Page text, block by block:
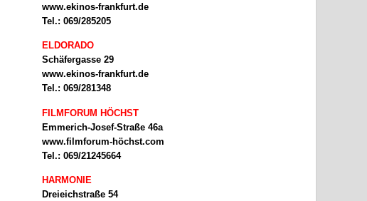
www.ekinos-frankfurt.de
Tel.: 069/285205
ELDORADO
Schäfergasse 29
www.ekinos-frankfurt.de
Tel.: 069/281348
FILMFORUM HÖCHST
Emmerich-Josef-Straße 46a
www.filmforum-höchst.com
Tel.: 069/21245664
HARMONIE
Dreieichstraße 54